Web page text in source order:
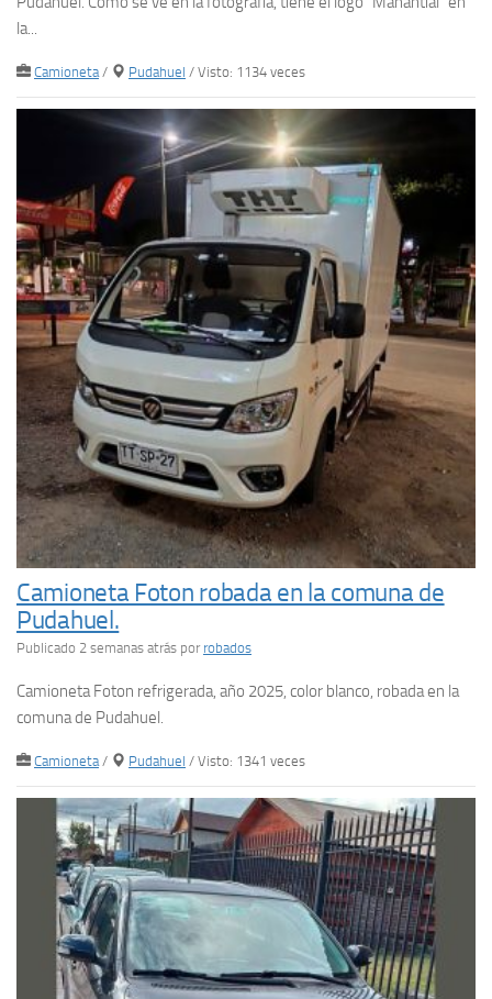
la...
Camioneta / Pudahuel / Visto: 1134 veces
Camioneta Foton robada en la comuna de
Pudahuel.
Publicado 2 semanas atrás por robados
Camioneta Foton refrigerada, año 2025, color blanco, robada en la
comuna de Pudahuel.
Camioneta/ Pudahuel / Visto: 1341 veces